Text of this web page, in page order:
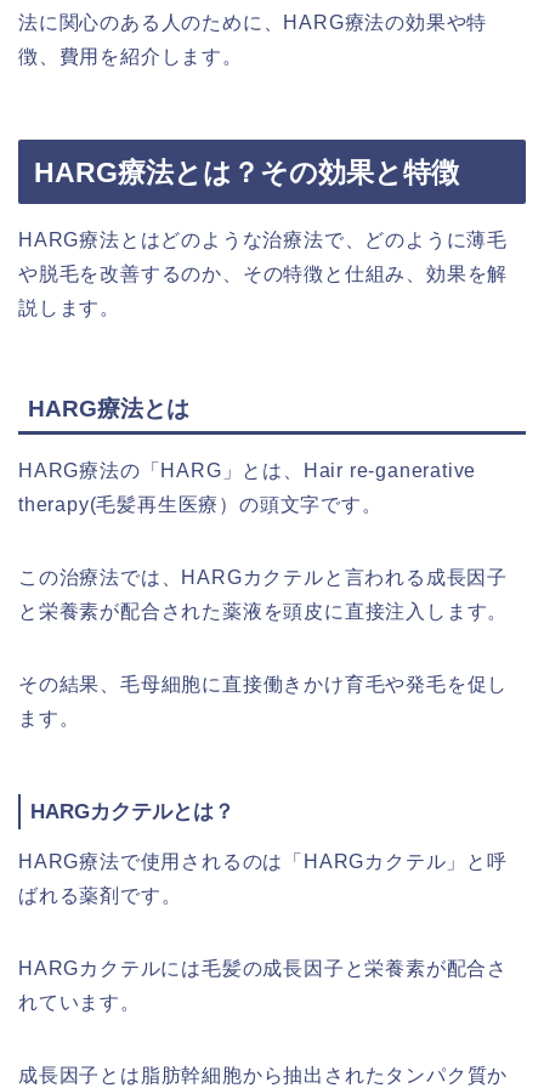
法に関心のある人のために、HARG療法の効果や特
徴、費用を紹介します。
HARG療法とは？その効果と特徴
HARG療法とはどのような治療法で、どのように薄毛
や脱毛を改善するのか、その特徴と仕組み、効果を解
説します。
HARG療法とは
HARG療法の「HARG」とは、Hair re-ganerative
therapy(毛髪再生医療）の頭文字です。
この治療法では、HARGカクテルと言われる成長因子
と栄養素が配合された薬液を頭皮に直接注入します。
その結果、毛母細胞に直接働きかけ育毛や発毛を促し
ます。
HARGカクテルとは？
HARG療法で使用されるのは「HARGカクテル」と呼
ばれる薬剤です。
HARGカクテルには毛髪の成長因子と栄養素が配合さ
れています。
成長因子とは脂肪幹細胞から抽出されたタンパク質か